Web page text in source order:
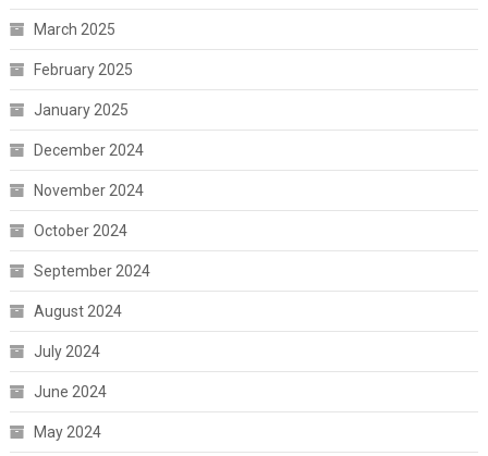
March 2025
February 2025
January 2025
December 2024
November 2024
October 2024
September 2024
August 2024
July 2024
June 2024
May 2024